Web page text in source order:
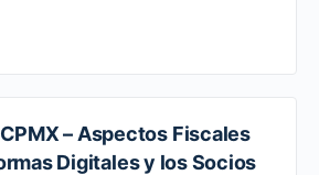
– Aspectos Fiscales
Digitales y los Socios